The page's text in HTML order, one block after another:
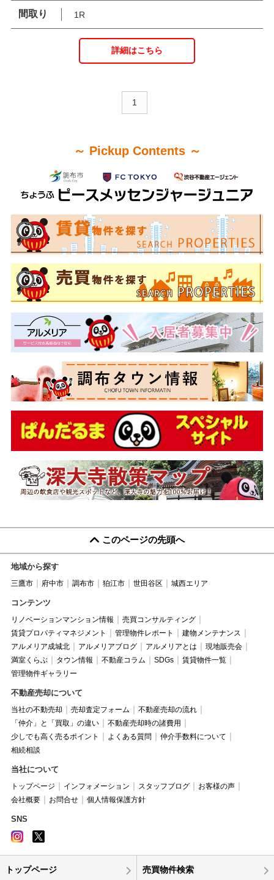
間取り 1R
詳細はこちら
1
～ Pickup Contents ～
このページの先頭へ
地域から探す
三鷹市 府中市 調布市 狛江市 世田谷区 城西エリア
コンテンツ
リノベーションマンション情報
売買コンサルティング
賃貸プロパティマネジメント
管理物件レポート
建物メンテナンス
アルメリア成城北
アルメリアブログ アルメリアとは
現地販売会
満室くらぶ
タウン情報 不動産コラム SDGs
賃貸物件一覧
管理物件ギャラリー
不動産売却について
当社の不動売却 売却査定フォーム
不動産売却の流れ
「仲介」と「買取」の違い
不動産売却時の諸費用
少しでも高く売るポイント
よくある質問
仲介手数料について
相続相談
当社について
トップページ インフォメーション スタッフブログ
お客様の声
会社概要
お問合せ 個人情報保護方針
SNS
トップページ 売買物件検索